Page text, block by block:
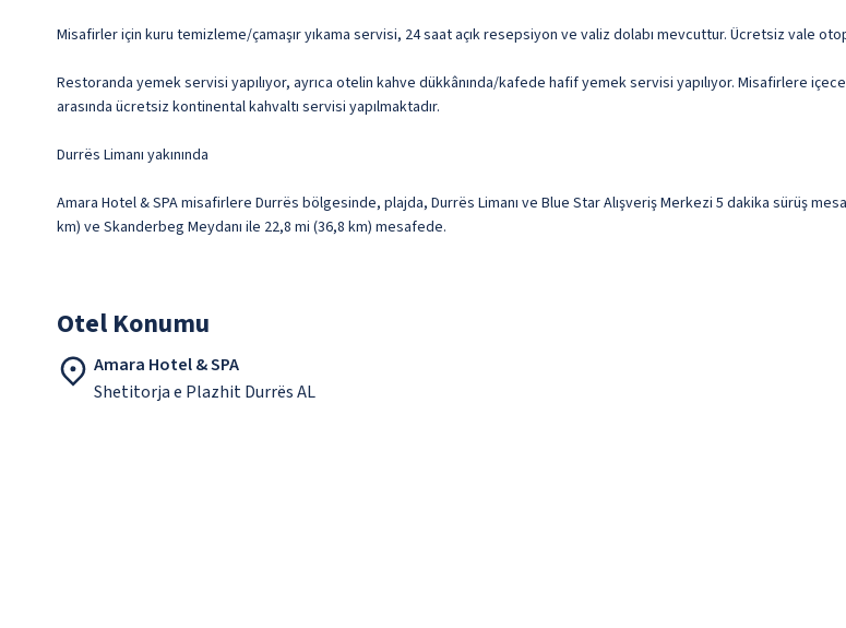
Misafirler için kuru temizleme/çamaşır yıkama servisi, 24 saat açık resepsiyon ve valiz dolabı mevcuttur. Ücretsiz vale
Restoranda yemek servisi yapılıyor, ayrıca otelin kahve dükkânında/kafede hafif yemek servisi yapılıyor. Misafirlere
arasında ücretsiz kontinental kahvaltı servisi yapılmaktadır.
Durrës Limanı yakınında
Amara Hotel & SPA misafirlere Durrës bölgesinde, plajda, Durrës Limanı ve Blue Star Alışveriş Merkezi 5 dakika sürüş
km) ve Skanderbeg Meydanı ile 22,8 mi (36,8 km) mesafede.
Otel Konumu
Amara Hotel & SPA
Shetitorja e Plazhit Durrës AL